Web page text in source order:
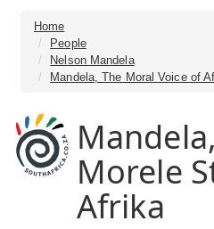
Home
People
Nelson Mandela
Mandela, The Moral Voice of
Morele
Afrika